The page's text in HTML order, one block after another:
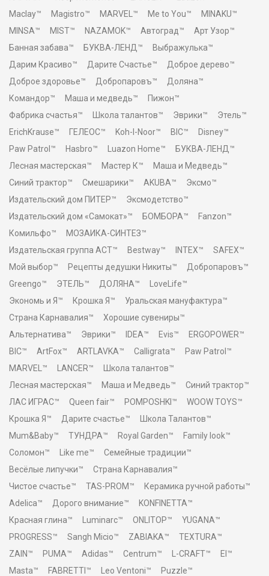
Maclay™
Magistro™ MARVEL™ Me to You™
MINAKU™
MINSA™
MIST™ NAZAMOK™ Автоград™
Арт Узор™
Банная забава™
БУКВА-ЛЕНД™
Выбражулька™
Дарим Красиво™
Дарите Счастье™
Доброе дерево™
Доброе здоровье™
Добропаровъ™
Доляна™
Командор™
Маша и медведь™
Пижон™
Фабрика счастья™
Школа талантов™ Эврики™
Этель™
ErichKrause™
ГЕЛЕОС™ Koh-I-Noor™ BIC™
Disney™
Paw Patrol™
Hasbro™ Luazon Home™
БУКВА-ЛЕНД™
Лесная мастерская™
Мастер К™
Маша и Медведь™
Синий трактор™
Смешарики™ AKUBA™
Эксмо™
Издательский дом ПИТЕР™
Эксмодетство™
Издательский дом «Самокат»™
БОМБОРА™
Fanzon™
Комильфо™
МОЗАИКА-СИНТЕЗ™
Издательская группа АСТ™
Bestway™ INTEX™
SAFEX™
Мой выбор™
Рецепты дедушки Никиты™
Добропаровъ™
Greengo™
ЭТЕЛЬ™ ДОЛЯНА™
LoveLife™
Экономь и Я™
Крошка Я™
Уральская мануфактура™
Страна Карнавалия™
Хорошие сувениры™
Альтернатива™
Эврики™ IDEA™ Evis™
ERGOPOWER™
BIC™
ArtFox™ ARTLAVKA™ Calligrata™
Paw Patrol™
MARVEL™
LANCER™
Школа талантов™
Лесная мастерская™
Маша и Медведь™
Синий трактор™
ЛАС ИГРАС™
Queen fair™ POMPOSHKI™
WOOW TOYS™
Крошка Я™
Дарите счастье™
Школа Талантов™
Mum&Baby™
ТУНДРА™ Royal Garden™
Family look™
Соломон™
Like me™
Семейные традиции™
Весёлые липучки™
Страна Карнавалия™
Чистое счастье™
TAS-PROM™
Керамика ручной работы™
Adelica™
Дорого внимание™
KONFINETTA™
Красная глина™
Luminarc™ ONLITOP™
YUGANA™
PROGRESS™
Sangh Micio™ ZABIAKA™
TEXTURA™
ZAIN™
PUMA™ Adidas™ Centrum™ L-CRAFT™
El™
Masta™
FABRETTI™ Leo Ventoni™
Puzzle™